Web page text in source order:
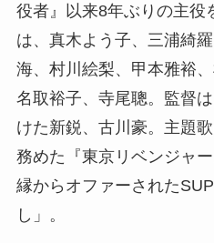
役者』以来8年ぶりの主役
は、真木よう子、三浦綺
海、村川絵梨、甲本雅裕
名取裕子、寺尾聰。監督
けた新鋭、古川豪。主題
務めた『東京リベンジャ
縁からオファーされた
し」。